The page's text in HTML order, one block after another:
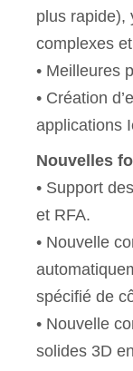
plus rapide),
complexes
• Meilleures
• Création
applications
Nouvelles
• Support
et RFA.
• Nouvelle
spécifié de
• Nouvelle
solides 3D